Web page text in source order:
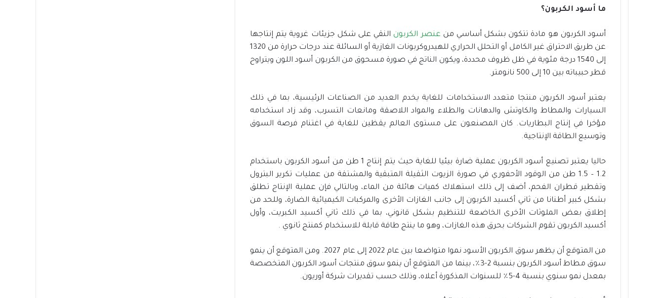
ما أسود الكربون؟
أسود الكربون هو مادة تتكون بشكل أساسي من عنصر الكربون النقي على شكل جزيئات غروية يتم إنتاجها
عن طريق الاحتراق غير الكامل أو التحلل الحراري للهيدروكربونات الغازية أو السائلة عند درجات حرارة من 1320
إلى 1540 درجة مئوية في ظل ظروف محددة، ويكون الناتج في صورة مسحوق من الكربون أسود اللون ويتراوح
قطر حبيباته بين 10 إلى 500 نانومتر.
يعتبر أسود الكربون منتجا متعدد الاستخدامات للغاية يخدم العديد من الصناعات الرئيسية، بما في ذلك
السيارات والمطاط والكاوتش والدهانات والطلاء والمواد اللاصقة ومانعات التسرب، وقد زاد استخدامه
مؤخرا في إنتاج البطاريات. كان المصنعون على مستوى العالم يقظين للغاية في اغتنام فرصة السوق
وتوسيع الطاقة الإنتاجية.
حاليا يعتبر تصنيع أسود الكربون عملية ضارة بيئيا للغاية حيث يتم إنتاج 1 طن من أسود الكربون باستخدام
1.2 – 1.5 طن من الوقود الأحفوري في صورة الزيوت الثقيلة المتبقية والمشتقة من عمليات تكرير البترول
وتقطير قطران الفحم، أضف إلى ذلك استهلاك كميات هائلة من الماء، وبالتالي فإن عملية الإنتاج تطلق
بشكل كبير أطنانا من ثاني أكسيد الكربون إلى جانب الغازات الأخرى والمركبات الكيميائية الضارة، وللحد من
إطلاق بعض الملوثات الأخرى الخاضعة للتنظيم بشكل قانوني، بما في ذلك ثاني أكسيد الكبريت، وأول
أكسيد الكربون تقوم الشركات بحرق هذه الغازات، وهو ما ينتج طاقة قابلة للاستخدام كمنتج ثانوي .
من المتوقع أن يظهر سوق الكربون الأسود نموا متواضعا بين عام 2022 إلى عام 2027. ومن المتوقع أن ينمو
سوق مطاط أسود الكربون بنسبة 2-3٪، بينما من المتوقع أن ينمو سوق منتجات أسود الكربون المتخصصة
بمعدل نمو سنوي بنسبة 4-5٪ للسنوات المذكورة أعلاه، وذلك حسب تقديرات شركة أوريون.